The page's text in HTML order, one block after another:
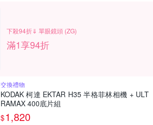
下殺94折⇓ 單眼鏡頭 (ZG)
滿1享94折
交換禮物
KODAK 柯達 EKTAR H35 半格菲林相機 + ULT
RAMAX 400底片組
$1,820